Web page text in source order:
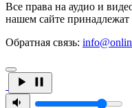
Все права на аудио и
нашем сайте
Обратная связь: